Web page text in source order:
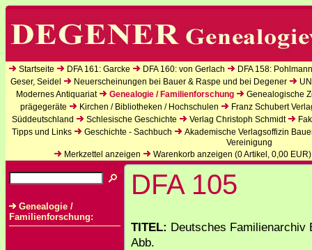
Startseite DFA 161: Garcke DFA 160: von Gerlach
DFA 158:
Geser, Seidel
Neuerscheinungen bei Bauer & Raspe und bei Degener
Modernes Antiquariat
Genealogie / Familienforschung
Genealogische
prägegeräte
Kirchen / Bibliotheken / Hochschulen
Franz Schubert
Süddeutschland
Schlesische Geschichte Verlag Christoph Schmidt
Tipps und Links
Geschichte - Sachbuch
Akademische Verlagsoffizin
Vereinigung
Merkzettel anzeigen
Warenkorb anzeigen (0Artikel, 0,00 EUR)
Genealogie /
Familienforschung:
DFA 105
TITEL: Deutsches Familienarchiv
Abb.